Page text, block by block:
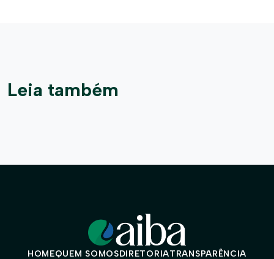
Leia também
HOMEQUEM SOMOSDIRETORIATRANSPARÊNCIA